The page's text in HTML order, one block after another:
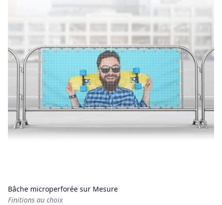
Bâche microperforée sur Mesure
Finitions au choix